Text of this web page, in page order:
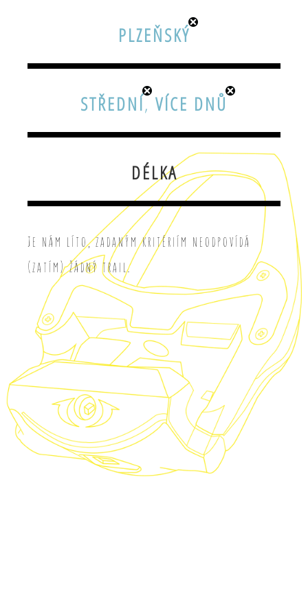
PLZEŇSKÝ
STŘEDNÍ, VÍCE DNŮ
DÉLKA
Je nám líto, zadaným kritériím neodpovídá
(zatím) žádný trail.